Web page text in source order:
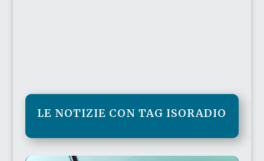
LE NOTIZIE CON TAG ISORADIO